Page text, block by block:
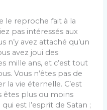
le reproche fait à la
pas intéressés aux
n’y avez attaché qu’un
avez joui des
mille ans, et c’est tout
Vous n’êtes pas de
la vie éternelle. C’est
êtes plus ou moins
est l’esprit de Satan ;